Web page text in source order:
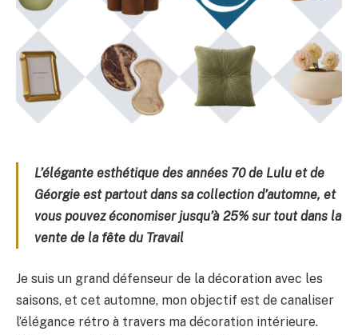
L’élégante esthétique des années 70 de Lulu et de
Géorgie est partout dans sa collection d’automne, et
vous pouvez économiser jusqu’à 25% sur tout dans la
vente de la fête du Travail
Je suis un grand défenseur de la décoration avec les
saisons, et cet automne, mon objectif est de canaliser
l’élégance rétro à travers ma décoration intérieure.